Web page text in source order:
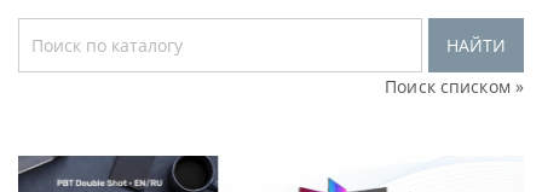
НАЙТИ
Поиск списком »